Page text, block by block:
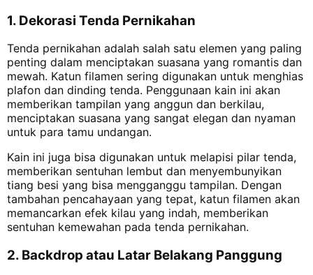
1. Dekorasi Tenda Pernikahan
Tenda pernikahan adalah salah satu elemen yang paling
penting dalam menciptakan suasana yang romantis dan
mewah. Katun filamen sering digunakan untuk menghias
plafon dan dinding tenda. Penggunaan kain ini akan
memberikan tampilan yang anggun dan berkilau,
menciptakan suasana yang sangat elegan dan nyaman
untuk para tamu undangan.
Kain ini juga bisa digunakan untuk melapisi pilar tenda,
memberikan sentuhan lembut dan menyembunyikan
tiang besi yang bisa mengganggu tampilan. Dengan
tambahan pencahayaan yang tepat, katun filamen akan
memancarkan efek kilau yang indah, memberikan
sentuhan kemewahan pada tenda pernikahan.
2. Backdrop atau Latar Belakang Panggung